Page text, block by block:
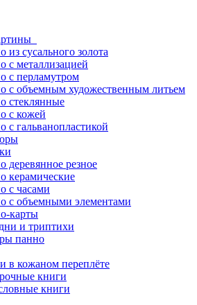
из сусального золота
с металлизацией
с перламутром
с объемным художественным литьем
стеклянные
с кожей
с гальванопластикой
деревянное резное
керамические
с часами
с объемными элементами
карты
и триптихи
панно
в кожаном переплёте
книги
книги